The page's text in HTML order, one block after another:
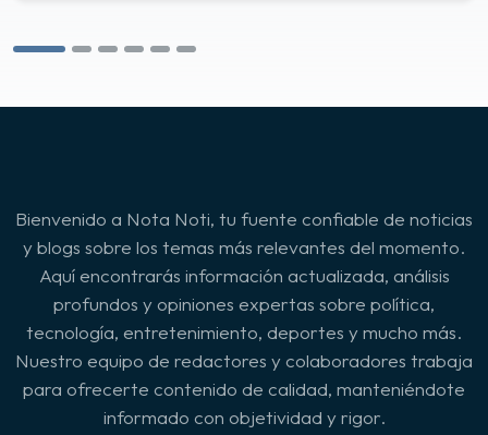
Bienvenido a Nota Noti, tu fuente confiable de noticias
y blogs sobre los temas más relevantes del momento.
Aquí encontrarás información actualizada, análisis
profundos y opiniones expertas sobre política,
tecnología, entretenimiento, deportes y mucho más.
Nuestro equipo de redactores y colaboradores trabaja
para ofrecerte contenido de calidad, manteniéndote
informado con objetividad y rigor.